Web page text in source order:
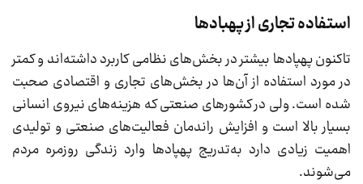
استفاده تجاری از پهبادها
تاکنون پهپادها بیشتر در بخش‌های نظامی کاربرد داشته‌اند و کمتر
در مورد استفاده از آن‌ها در بخش‌های تجاری و اقتصادی صحبت
شده است. ولی در کشورهای صنعتی که هزینه‌های نیروی انسانی
بسیار بالا است و افزایش راندمان فعالیت‌های صنعتی و تولیدی
اهمیت زیادی دارد به‌تدریج پهپادها وارد زندگی روزمره مردم
می‌شوند.